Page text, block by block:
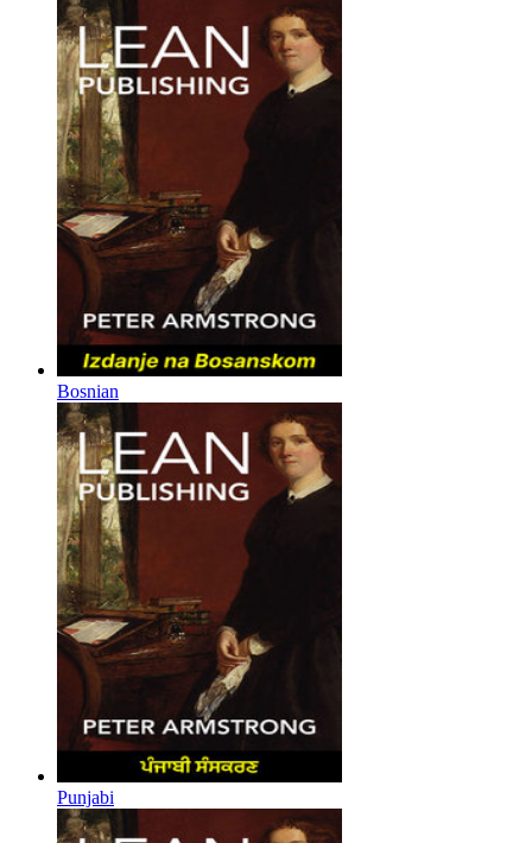
Bosnian
Punjabi